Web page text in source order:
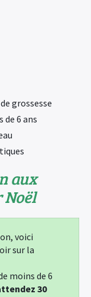
grossesse
de 6 ans
aux
voici
sur la
moins de 6
30